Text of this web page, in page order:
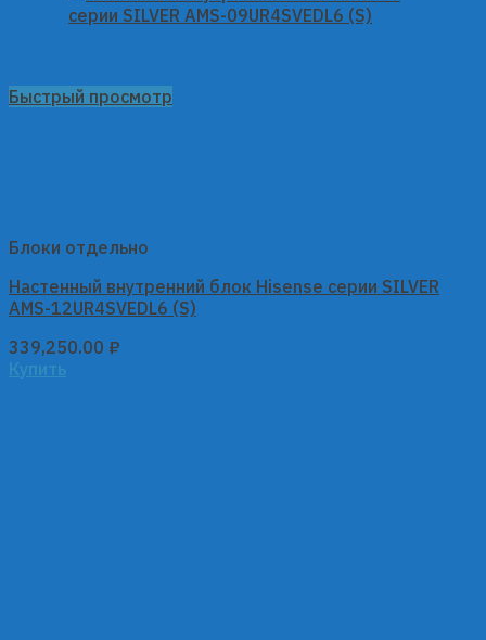
Быстрый просмотр
Блоки отдельно
Настенный внутренний блок Hisense серии SILVER
AMS-12UR4SVEDL6 (S)
339,250.00 ₽
Купить